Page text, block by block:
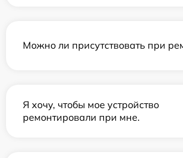
Можно ли присутствовать при
Я хочу, чтобы мое устройство
ремонтировали при мне.